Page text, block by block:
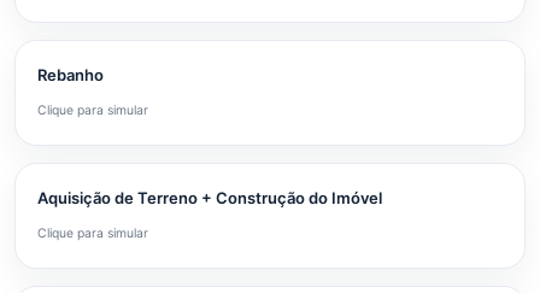
Rebanho
Clique para simular
Aquisição de Terreno + Construção do Imóvel
Clique para simular